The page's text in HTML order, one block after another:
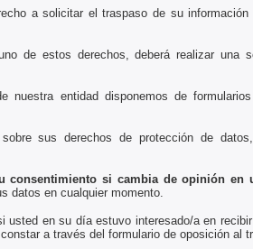
a solicitar el traspaso de su
de estos derechos, deberá realizar
nuestra entidad disponemos de
sus derechos de protección de
consentimiento si cambia de opinión en
datos en cualquier momento.
usted en su día estuvo interesado/a en
a través del formulario de oposición al